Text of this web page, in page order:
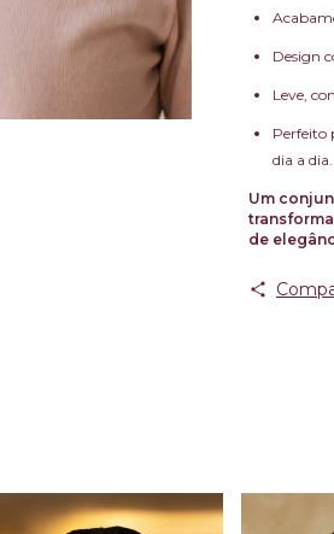
Design
Leve,
Perfeito
dia a dia.
Um
de